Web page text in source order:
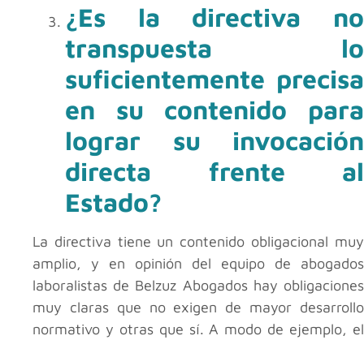
¿Es la directiva no
transpuesta lo
suficientemente precisa
en su contenido para
lograr su invocación
directa frente al
Estado?
La directiva tiene un contenido obligacional muy
amplio, y en opinión del equipo de abogados
laboralistas de Belzuz Abogados hay obligaciones
muy claras que no exigen de mayor desarrollo
normativo y otras que sí. A modo de ejemplo, el